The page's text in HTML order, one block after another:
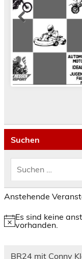
Suchen
Anstehende
Hinweis
Es sind keine
vorhanden.
BR24 mit Conny